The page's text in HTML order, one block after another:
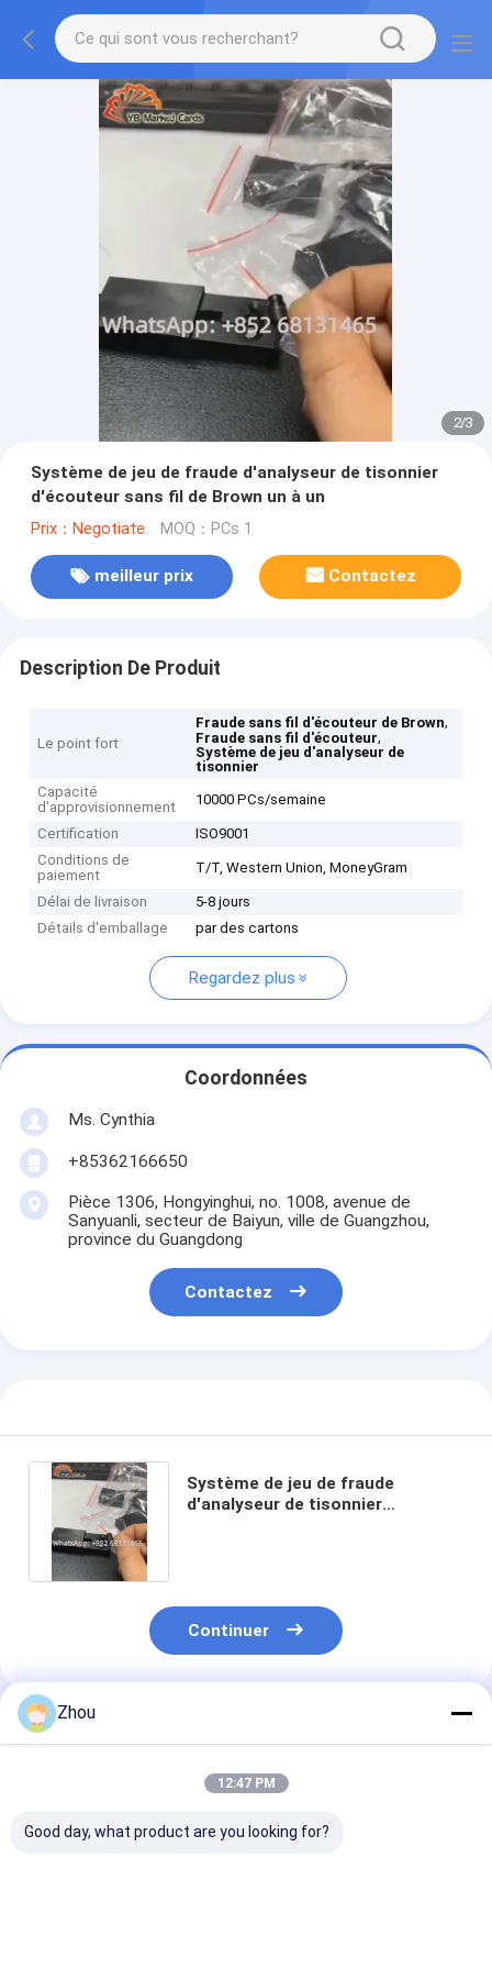
2/3
Système de jeu de fraude d'analyseur de tisonnier
d'écouteur sans fil de Brown un à un
Prix：Negotiate MOQ：PCs 1
meilleur prix Contactez
Description De Produit
Le point fort
Fraude sans fil d'écouteur de Brown,
Fraude sans fil d'écouteur,
Système de jeu d'analyseur de
tisonnier
Capacité
d'approvisionnement
10000 PCs/semaine
Certification
ISO9001
Conditions de
paiement
T/T, Western Union, MoneyGram
Délai de livraison
5-8 jours
Détails d'emballage
par des cartons
Regardez plus
Coordonnées
Ms. Cynthia
‪+85362166650‬
Pièce 1306, Hongyinghui, no. 1008, avenue de
Sanyuanli, secteur de Baiyun, ville de Guangzhou,
province du Guangdong
Contactez
Système de jeu de fraude
d'analyseur de tisonnier
Continuer
Produits Recommandés
Zhou
12:47 PM
Good day, what product are you looking for?